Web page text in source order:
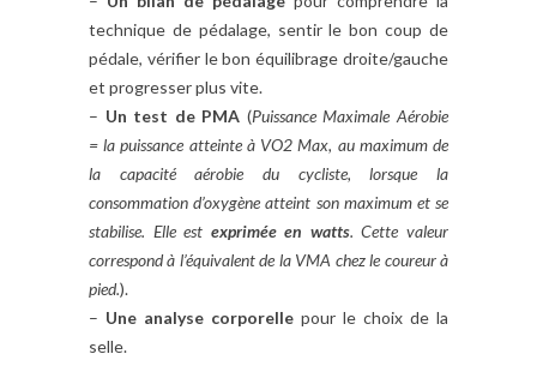
technique de pédalage, sentir le bon coup de
pédale, vérifier le bon équilibrage droite/gauche
et progresser plus vite.
– Un test de PMA (Puissance Maximale Aérobie
= la puissance atteinte à VO2 Max, au maximum de
la capacité aérobie du cycliste, lorsque la
consommation d’oxygène atteint son maximum et se
stabilise. Elle est exprimée en watts. Cette valeur
correspond à l’équivalent de la VMA chez le coureur à
pied.).
– Une analyse corporelle pour le choix de la
selle.